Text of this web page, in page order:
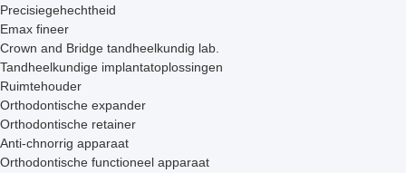
Precisiegehechtheid
Emax fineer
Crown and Bridge tandheelkundig lab.
Tandheelkundige implantatoplossingen
Ruimtehouder
Orthodontische expander
Orthodontische retainer
Anti-chnorrig apparaat
Orthodontische functioneel apparaat